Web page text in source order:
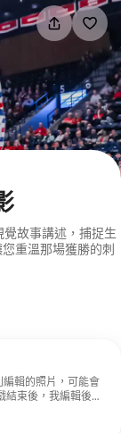
故事講述，捕捉生
重溫那場獲勝的刺
輯的照片，可能會
結束後，我編輯後
個人圖庫、圖庫密